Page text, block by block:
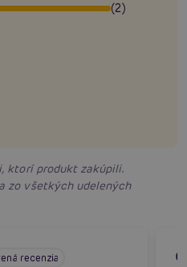
(2)
ktorí produkt zakúpili.
zo všetkých udelených
recenzia